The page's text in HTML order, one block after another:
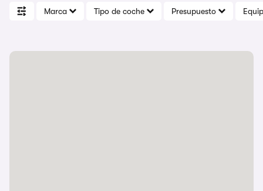
Marca Tipo de coche Presupuesto